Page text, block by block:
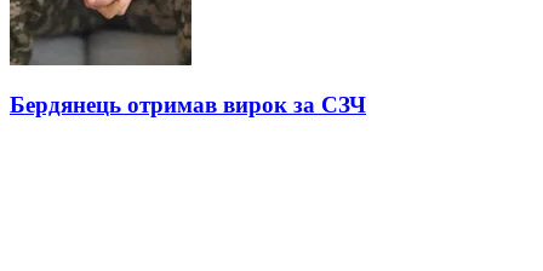
Бердянець отримав вирок за СЗЧ